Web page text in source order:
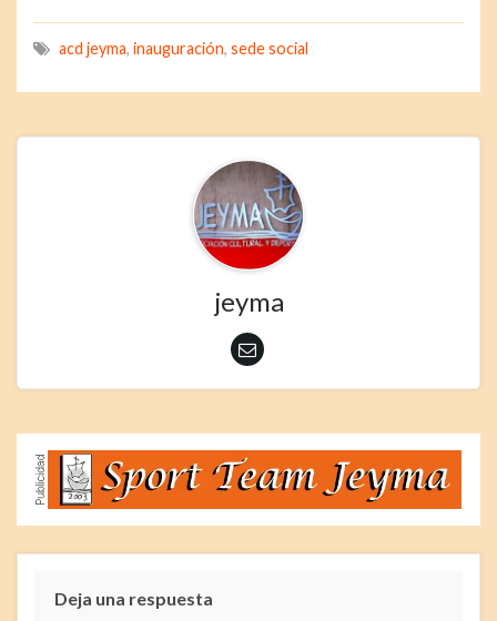
acd jeyma, inauguración, sede social
jeyma
Deja una respuesta